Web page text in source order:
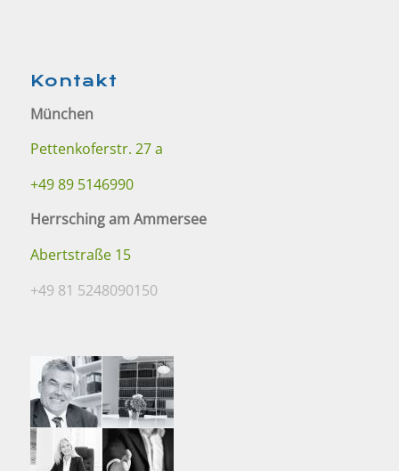
Kontakt
München
Pettenkoferstr. 27 a
+49 89 5146990
Herrsching am Ammersee
Abertstraße 15
+49 81 5248090150